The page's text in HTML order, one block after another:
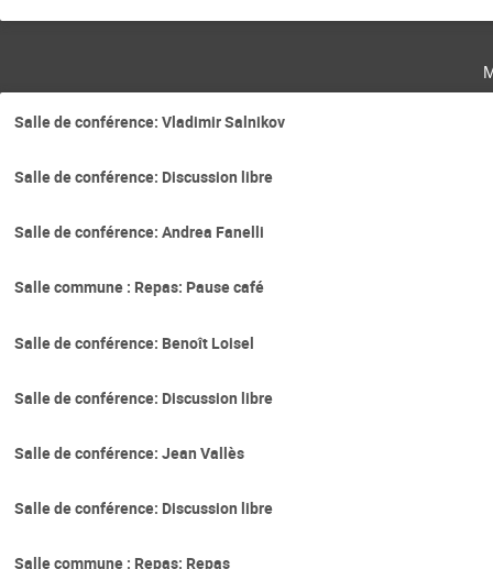
Salle de conférence: Vladimir Salnikov
Salle de conférence: Discussion libre
Salle de conférence: Andrea Fanelli
Salle commune : Repas: Pause café
Salle de conférence: Benoît Loisel
Salle de conférence: Discussion libre
Salle de conférence: Jean Vallès
Salle de conférence: Discussion libre
Salle commune : Repas: Repas